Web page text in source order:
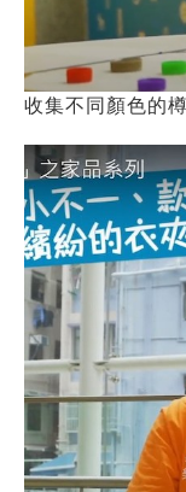
收集不同顏色的